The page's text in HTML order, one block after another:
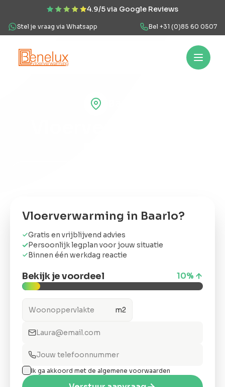
4.9/5 via Google Reviews
Stel je vraag via Whatsapp Bel +31 (0)85 60 0507
Over
ons
Offerte
Snel &
2 uur
reactie
Vloerverwarming in Baarlo?
Gratis en vrijblijvend advies
Persoonlijk legplan voor jouw situatie
Binnen één werkdag reactie
Bekijk je voordeel 10%
m2
Ik ga akkoord met de algemene voorwaarden